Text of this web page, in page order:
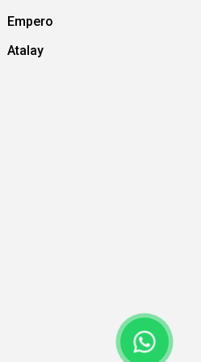
Empero
Atalay